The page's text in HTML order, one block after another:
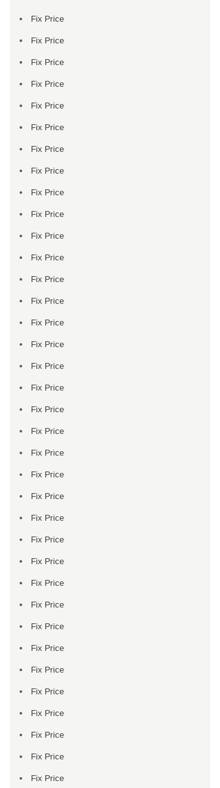
Fix Price
Fix Price
Fix Price
Fix Price
Fix Price
Fix Price
Fix Price
Fix Price
Fix Price
Fix Price
Fix Price
Fix Price
Fix Price
Fix Price
Fix Price
Fix Price
Fix Price
Fix Price
Fix Price
Fix Price
Fix Price
Fix Price
Fix Price
Fix Price
Fix Price
Fix Price
Fix Price
Fix Price
Fix Price
Fix Price
Fix Price
Fix Price
Fix Price
Fix Price
Fix Price
Fix Price